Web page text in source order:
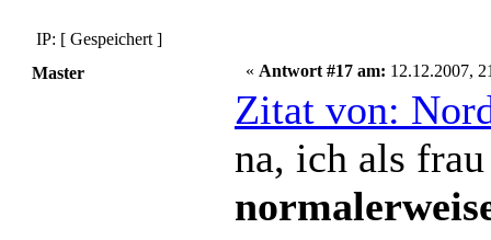
IP: [ Gespeichert ]
Master
« Antwort #17 am: 12.12.2007,
Zitat von:
na, ich als